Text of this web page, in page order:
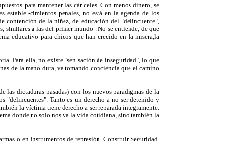
para mantener las cár celes. Con menos dinero, se
estable -cimientos penales, no está en la agenda de los
contención de la niñez, de educación del "delincuente",
similares a las del primer mundo . No se entiende, de que
educativo para chicos que han crecido en la misera,la
Para ella, no existe "sen sación de inseguridad", lo que
de la mano dura, va tomando conciencia que el camino
dictaduras pasadas) con los nuevos paradigmas de la
"delincuentes". Tanto es un derecho a no ser detenido y
la víctima tiene derecho a ser reparada integramente.
donde no solo nos va la vida cotidiana, sino también la
o en instrumentos de represión. Construir Seguridad,